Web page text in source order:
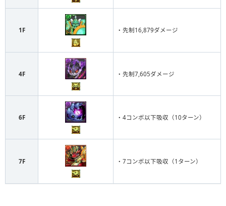
1F ・先制16,879ダメージ
4F ・先制7,605ダメージ
6F ・4コンボ以下吸収（10ターン）
7F ・7コンボ以下吸収（1ターン）